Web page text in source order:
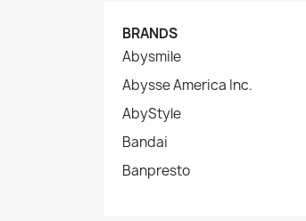
BRANDS
Abysmile
Abysse America Inc.
AbyStyle
Bandai
Banpresto